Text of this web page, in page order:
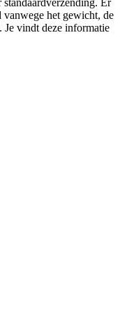
standaardverzending. Er
vanwege het gewicht, de
Je vindt deze informatie